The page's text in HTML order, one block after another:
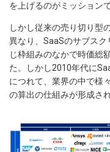
を上げるのがミッションで
しかし従来の売り切り型
異なり、SaaSのサブス
じ枠組みのなかで時価総
た。しかし2010年代に
につれて、業界の中で様
の算出の仕組みが形成さ